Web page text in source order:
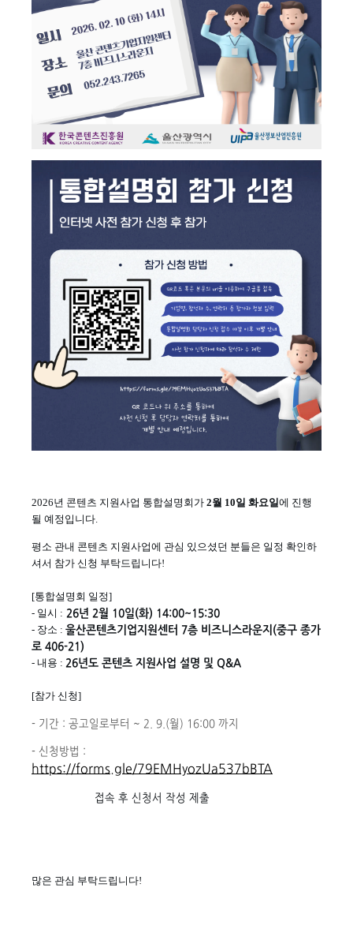
2026년 콘텐츠 지원사업 통합설명회가 2월 10일 화요일에 진행
될 예정입니다.
평소 관내 콘텐츠 지원사업에 관심 있으셨던 분들은 일정 확인하
셔서 참가 신청 부탁드립니다!
[통합설명회 일정]
- 일시 : 26년 2월 10일(화) 14:00~15:30
- 장소 : 울산콘텐츠기업지원센터 7층 비즈니스라운지(중구 종가
로 406-21)
- 내용 : ​26년도 콘텐츠 지원사업 설명 및 Q&A
[참가 신청]
- 기간 : 공고일로부터 ~ 2. 9.(월) 16:00 까지
- 신청방법 :
https://forms.gle/79EMHyozUa537bBTA
접속 후 신청서 작성 제출
많은 관심 부탁드립니다!